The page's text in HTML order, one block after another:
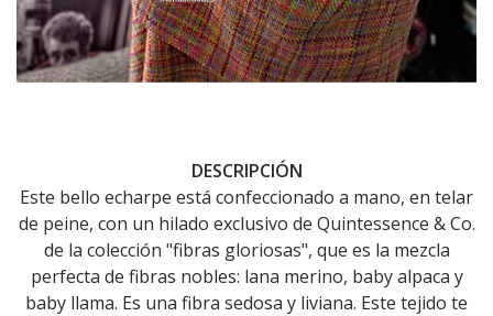
DESCRIPCIÓN
Este bello echarpe está confeccionado a mano, en telar
de peine, con un hilado exclusivo de Quintessence & Co.
de la colección "fibras gloriosas", que es la mezcla
perfecta de fibras nobles: lana merino, baby alpaca y
baby llama. Es una fibra sedosa y liviana. Este tejido te